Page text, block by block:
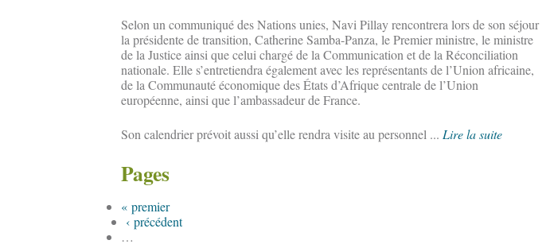
Selon un communiqué des Nations unies, Navi Pillay rencontrera lors de son séjour
la présidente de transition, Catherine Samba-Panza, le Premier ministre, le ministre
de la Justice ainsi que celui chargé de la Communication et de la Réconciliation
nationale. Elle s’entretiendra également avec les représentants de l’Union africaine,
de la Communauté économique des États d’Afrique centrale de l’Union
européenne, ainsi que l’ambassadeur de France.
Son calendrier prévoit aussi qu’elle rendra visite au personnel ... Lire la suite
Pages
« premier
‹ précédent
…